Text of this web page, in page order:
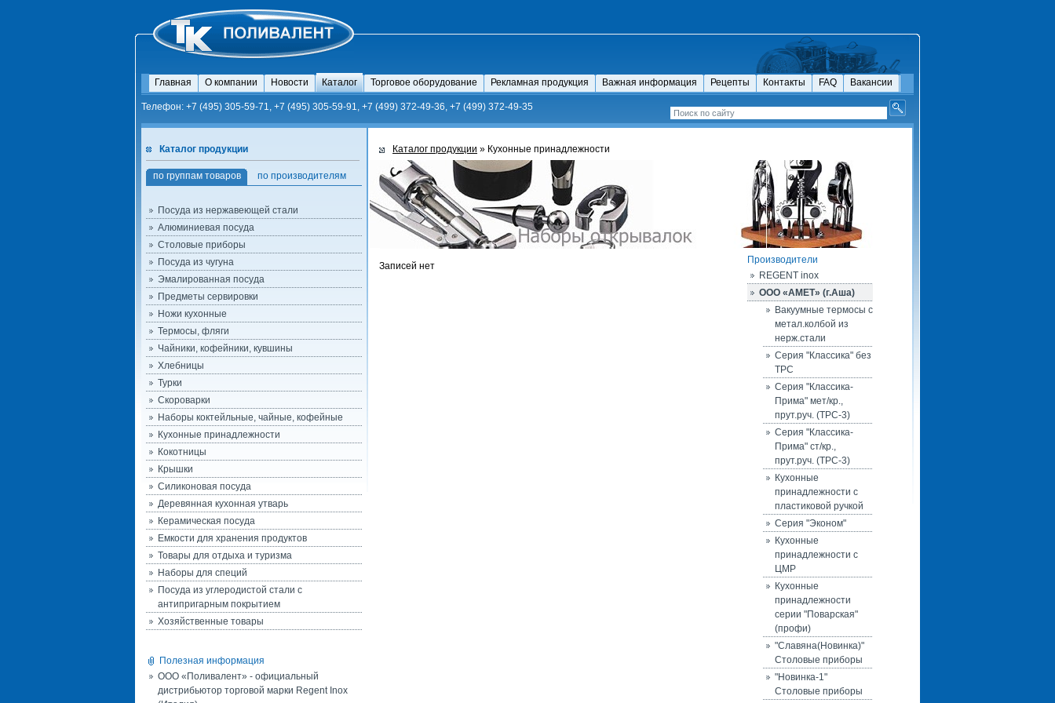
Главная О компании Новости Каталог Торговое оборудование Рекламная продукция Важная информация Рецепты Контакты FAQ Вакансии
Телефон: +7 (495) 305-59-71, +7 (495) 305-59-91, +7 (499) 372-49-36, +7 (499) 372-49-35
Каталог продукции
по группам товаров по производителям
Посуда из нержавеющей стали
Алюминиевая посуда
Столовые приборы
Посуда из чугуна
Эмалированная посуда
Предметы сервировки
Ножи кухонные
Термосы, фляги
Чайники, кофейники, кувшины
Хлебницы
Турки
Скороварки
Наборы коктейльные, чайные, кофейные
Кухонные принадлежности
Кокотницы
Крышки
Силиконовая посуда
Деревянная кухонная утварь
Керамическая посуда
Емкости для хранения продуктов
Товары для отдыха и туризма
Наборы для специй
Посуда из углеродистой стали с
антипригарным покрытием
Хозяйственные товары
Полезная информация
ООО «Поливалент» - официальный
дистрибьютор торговой марки Regent Inox
Каталог продукции » Кухонные принадлежности
Записей нет
Производители
REGENT inox
ООО «АМЕТ» (г.Аша)
Вакуумные термосы с
метал.колбой из
нерж.стали
Серия "Классика" без
ТРС
Серия "Классика-
Прима" мет/кр.,
прут.руч. (ТРС-3)
Серия "Классика-
Прима" ст/кр.,
прут.руч. (ТРС-3)
Кухонные
принадлежности с
пластиковой ручкой
Серия "Эконом"
Кухонные
принадлежности с
ЦМР
Кухонные
принадлежности
серии "Поварская"
(профи)
"Славяна(Новинка)"
Столовые приборы
"Новинка-1"
Столовые приборы